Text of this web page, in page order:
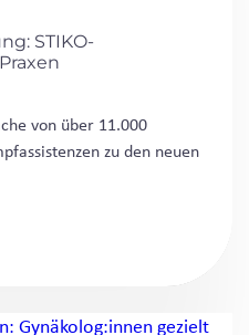
STIKO-
von über 11.000
zu den neuen